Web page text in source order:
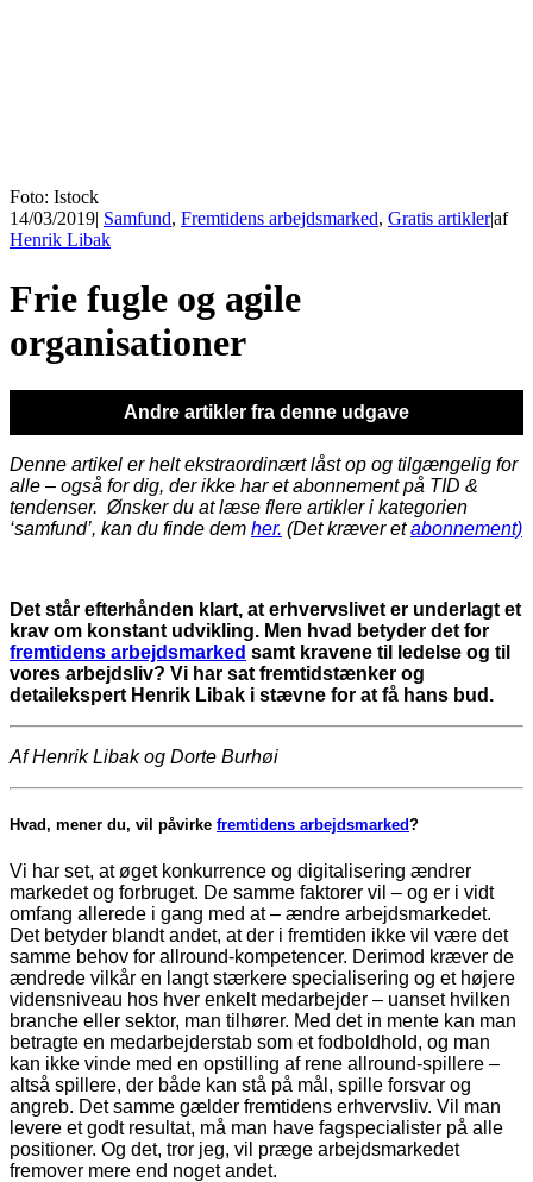
Foto: Istock
14/03/2019| Samfund, Fremtidens arbejdsmarked, Gratis artikler|af
Henrik Libak
Frie fugle og agile
organisationer
Andre artikler fra denne udgave
Denne artikel er helt ekstraordinært låst op og tilgængelig for
alle – også for dig, der ikke har et abonnement på TID &
tendenser. Ønsker du at læse flere artikler i kategorien
‘samfund’, kan du finde dem her. (Det kræver etabonnement)
Det står efterhånden klart, at erhvervslivet er underlagt et
krav om konstant udvikling. Men hvad betyder det for
fremtidens arbejdsmarked samt kravene til ledelse og til
vores arbejdsliv? Vi har sat fremtidstænker og
detailekspert Henrik Libak i stævne for at få hans bud.
Af Henrik Libak og Dorte Burhøi
Hvad, mener du, vil påvirke fremtidens arbejdsmarked?
Vi har set, at øget konkurrence og digitalisering ændrer
markedet og forbruget. De samme faktorer vil – og er i vidt
omfang allerede i gang med at – ændre arbejdsmarkedet.
Det betyder blandt andet, at der i fremtiden ikke vil være det
samme behov for allround-kompetencer. Derimod kræver de
ændrede vilkår en langt stærkere specialisering og et højere
vidensniveau hos hver enkelt medarbejder – uanset hvilken
branche eller sektor, man tilhører. Med det in mente kan man
betragte en medarbejderstab som et fodboldhold, og man
kan ikke vinde med en opstilling af rene allround-spillere –
altså spillere, der både kan stå på mål, spille forsvar og
angreb. Det samme gælder fremtidens erhvervsliv. Vil man
levere et godt resultat, må man have fagspecialister på alle
positioner. Og det, tror jeg, vil præge arbejdsmarkedet
fremover mere end noget andet.